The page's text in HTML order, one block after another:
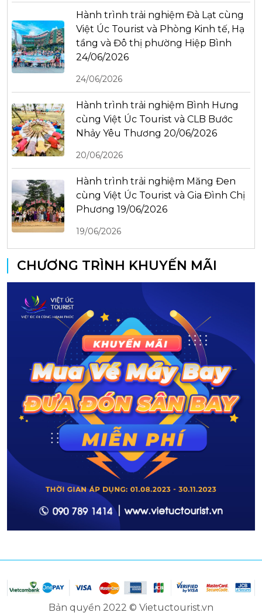
Hành trình trải nghiệm Đà Lạt cùng
Việt Úc Tourist và Phòng Kinh tế, Hạ
tầng và Đô thị phường Hiệp Bình
24/06/2026
24/06/2026
Hành trình trải nghiệm Bình Hưng
cùng Việt Úc Tourist và CLB Bước
Nhảy Yêu Thương 20/06/2026
20/06/2026
Hành trình trải nghiệm Măng Đen
cùng Việt Úc Tourist và Gia Đình Chị
Phương 19/06/2026
19/06/2026
CHƯƠNG TRÌNH KHUYẾN MÃI
Bản quyền 2022 © Vietuctourist.vn